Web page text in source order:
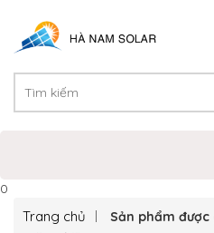
0
Trang chủ
Sản phẩm